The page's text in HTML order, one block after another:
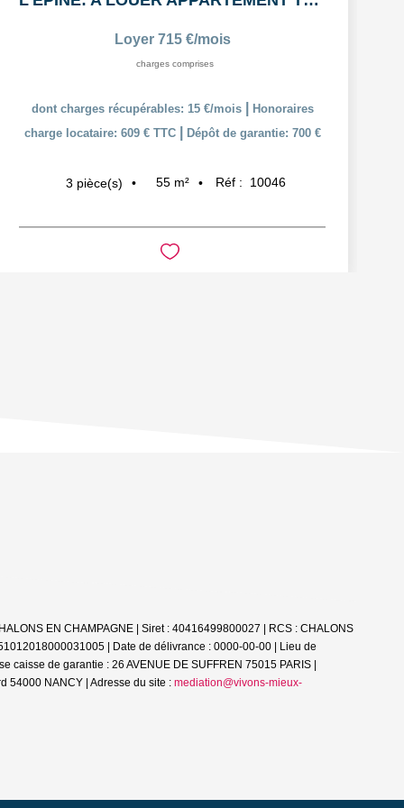
Loyer 715 €/mois
charges comprises
dont charges récupérables: 15 €/mois
Honoraires
charge locataire: 609 € TTC
Dépôt de garantie: 700 €
3 pièce(s) 55 m² Réf : 10046
EN CHAMPAGNE | Siret : 40416499800027 | RCS : CHALONS
| Date de délivrance : 0000-00-00 | Lieu de
de garantie : 26 AVENUE DE SUFFREN 75015 PARIS |
54000 NANCY | Adresse du site : mediation@vivons-mieux-